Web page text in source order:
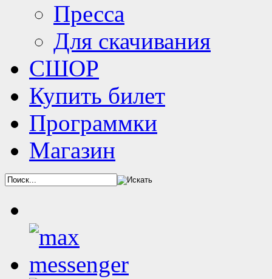
Пресса
Для скачивания
СШОР
Купить билет
Программки
Магазин